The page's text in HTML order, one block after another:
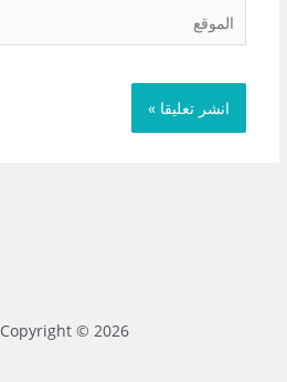
الموقع
Copyright © 2026 الشعلة